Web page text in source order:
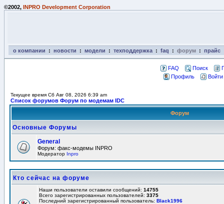
©2002, INPRO Development Corporation
о компании : новости : модели : техподдержка : faq : форум : прайс
FAQ Поиск
Профиль
Текущее время Сб Авг 08, 2026 6:39 am
Список форумов Форум по модемам IDC
Форум
Основные Форумы
General
Форум: факс-модемы INPRO
Модератор Inpro
Кто сейчас на форуме
Наши пользователи оставили сообщений: 14755
Всего зарегистрированных пользователей: 3375
Последний зарегистрированный пользователь: Black1996